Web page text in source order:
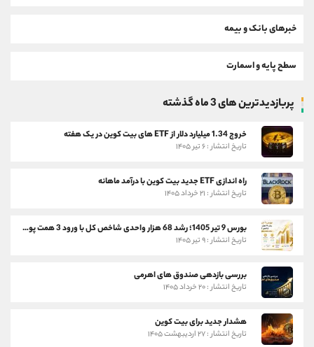
خبرهای بانک و بیمه
سطح پایه و اسمارت
پربازدیدترین های 3 ماه گذشته
خروج 1.34 میلیارد دلار از ETF های بیت کوین در یک هفته
تاریخ انتشار : ۶ تیر ۱۴۰۵
راه اندازی ETF جدید بیت کوین با درآمد ماهانه
تاریخ انتشار : ۲۱ خرداد ۱۴۰۵
بورس 9 تیر 1405؛ رشد 68 هزار واحدی شاخص کل با ورود 3 همت پول حقیقی
تاریخ انتشار : ۹ تیر ۱۴۰۵
بررسی بازدهی صندوق های اهرمی
تاریخ انتشار : ۲۰ خرداد ۱۴۰۵
هشدار جدید برای بیت کوین
تاریخ انتشار : ۲۷ اردیبهشت ۱۴۰۵